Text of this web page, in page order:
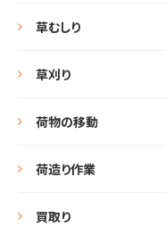
草むしり
草刈り
荷物の移動
荷造り作業
買取り